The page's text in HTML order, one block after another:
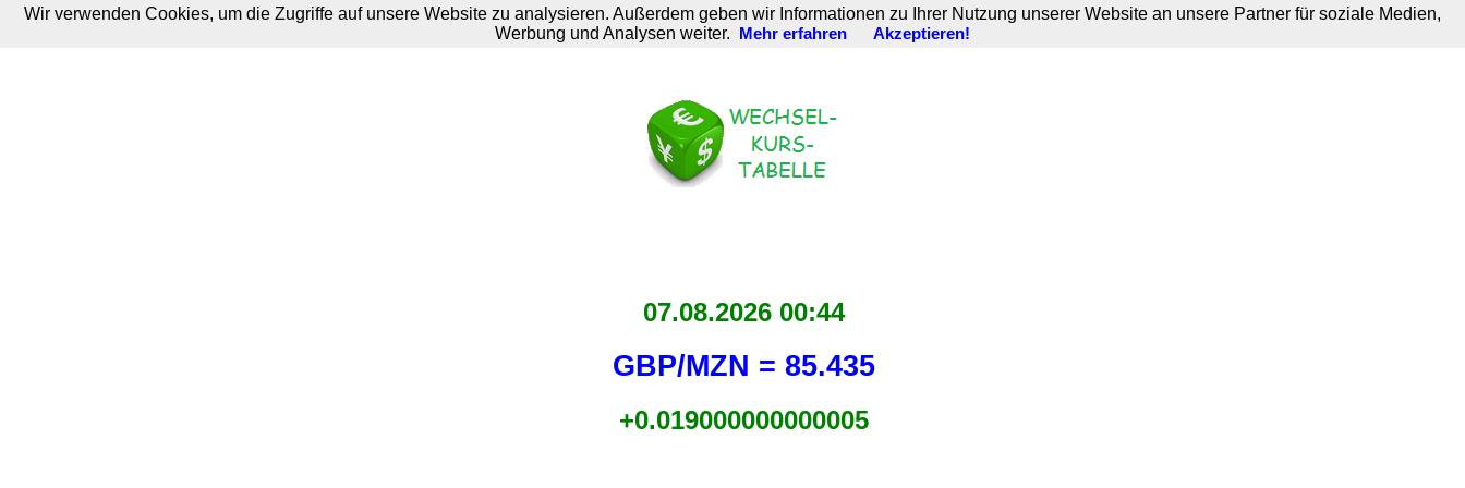
M. Brodski Software
07.08.2026 00:44
GBP/MZN = 85.435
+0.019000000000005
Wir verwenden Cookies, um die Zugriffe auf unsere Website zu analysieren. Außerdem geben wir Informationen zu Ihrer Nutzung unserer Website an unsere Partner für soziale Medien,
Werbung und Analysen weiter.
Mehr erfahren Akzeptieren!